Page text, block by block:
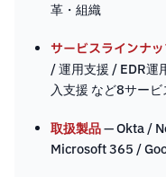
革・組織
サービスラインナ
/ 運用支援 / EDR
入支援 など8サービ
取扱製品— Okta /
Microsoft 365 /